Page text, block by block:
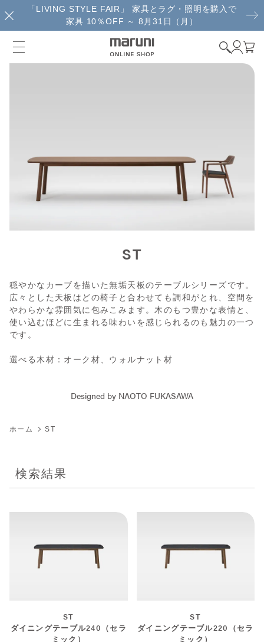
「LIVING STYLE FAIR」 家具とラグ・照明を購入で
家具 10％OFF ～ 8月31日（月）
ST
穏やかなカーブを描いた無垢天板のテーブルシリーズです。
広々とした天板はどの椅子と合わせても調和がとれ、空間を
やわらかな雰囲気に包みこみます。木のもつ豊かな表情と、
使い込むほどに生まれる味わいを感じられるのも魅力の一つ
です。
選べる木材：オーク材、ウォルナット材
Designed by NAOTO FUKASAWA
ホーム ST
検索結果
ST
ダイニングテーブル240（セラ
ミック）
ST
ダイニングテーブル220（セラ
ミック）